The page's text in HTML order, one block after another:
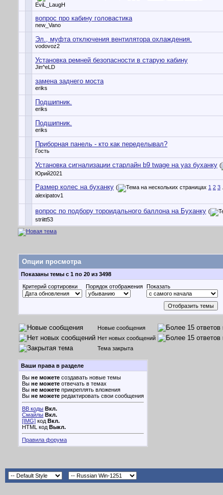
EviL_LaugH
вопрос про кабину головастика
new_Vano
Эл., муфта отключения вентилятора охлаждения.
vodovoz2
Установка ремней безопасности в старую кабину
Jin^eLD
замена заднего моста
eriks
Подшипник.
eriks
Подшипник.
eriks
Приборная панель - кто как переделывал?
Гость
Установка сигнализации старлайн b9 twage на уаз буханку (
Юрий2021
Размер колес на буханку ( 1 2 3
alexipatov1
вопрос по подбору тороидального баллона на Буханку (
striitt53
Опции просмотра
Показаны темы с 1 по 20 из 3498
Критерий сортировки
Порядок отображения Показать
Новые сообщения
Нет новых сообщений
Тема закрыта
Ваши права в разделе
Вы не можете создавать новые темы
Вы не можете отвечать в темах
Вы не можете прикреплять вложения
Вы не можете редактировать свои сообщения
BB коды Вкл.
Смайлы Вкл.
[IMG] код Вкл.
HTML код Выкл.
Правила форума